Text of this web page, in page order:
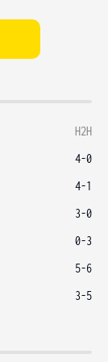
H2H
4-0
4-1
3-0
0-3
5-6
3-5